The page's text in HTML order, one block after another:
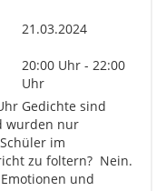
21.03.2024
20:00 Uhr - 22:00
Uhr
Gedichte sind
wurden nur
im
zu foltern? Nein.
und